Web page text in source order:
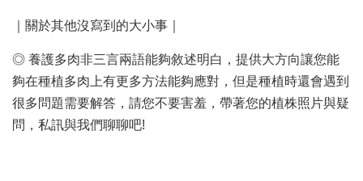
｜關於其他沒寫到的大小事｜
◎ 養護多肉非三言兩語能夠敘述明白，提供大方向讓您能
夠在種植多肉上有更多方法能夠應對，但是種植時還會遇到
很多問題需要解答，請您不要害羞，帶著您的植株照片與疑
問，私訊與我們聊聊吧!